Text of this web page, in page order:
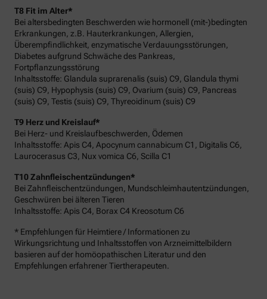
T8 Fit im Alter*
Bei altersbedingten Beschwerden wie hormonell (mit-)bedingten
Erkrankungen, z.B. Hauterkrankungen, Allergien,
Überempfindlichkeit, enzymatische Verdauungsstörungen,
Diabetes aufgrund Schwäche des Pankreas,
Fortpflanzungsstörung
Inhaltsstoffe: Glandula suprarenalis (suis) C9, Glandula thymi
(suis) C9, Hypophysis (suis) C9, Ovarium (suis) C9, Pancreas
(suis) C9, Testis (suis) C9, Thyreoidinum (suis) C9
T9 Herz und Kreislauf*
Bei Herz- und Kreislaufbeschwerden, Ödemen
Inhaltsstoffe: Apis C4, Apocynum cannabicum C1, Digitalis C6,
Laurocerasus C3, Nux vomica C6, Scilla C1
T10 Zahnfleischentzündungen*
Bei Zahnfleischentzündungen, Mundschleimhautentzündungen,
Geschwüren bei älteren Tieren
Inhaltsstoffe: Apis C4, Borax C4 Kreosotum C6
* Empfehlungen für Heimtiere / Informationen zu
Wirkungsrichtung und Inhaltsstoffen von Arzneimittelbildern
basieren auf der homöopathischen Literatur und den
Empfehlungen erfahrener Tiertherapeuten.